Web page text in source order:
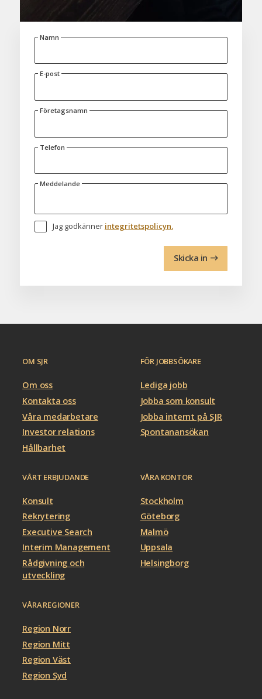
Namn
E-post
Företagsnamn
Telefon
Meddelande
Jag godkänner integritetspolicyn.
Skicka in
OM SJR
Om oss
Kontakta oss
Våra medarbetare
Investor relations
Hållbarhet
FÖR JOBBSÖKARE
Lediga jobb
Jobba som konsult
Jobba internt på SJR
Spontanansökan
VÅRT ERBJUDANDE
Konsult
Rekrytering
Executive Search
Interim Management
Rådgivning och
utveckling
VÅRA KONTOR
Stockholm
Göteborg
Malmö
Uppsala
Helsingborg
VÅRA REGIONER
Region Norr
Region Mitt
Region Väst
Region Syd